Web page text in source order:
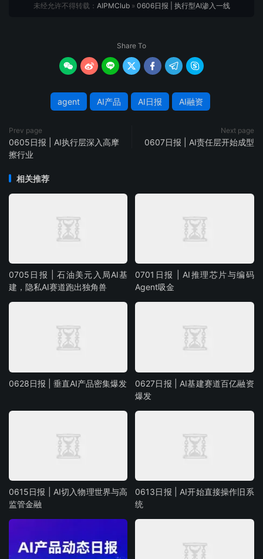
未经允许不得转载： AIPMClub» 0606日报 | 执行型AI渗入一线
Share To
      
agent AI产品 AI日报 AI融资
Prev page
0605日报 | AI执行层深入高摩
擦行业
Next page
0607日报 | AI责任层开始成型
相关推荐
0705日报 | 石油美元入局AI基
建，隐私AI赛道跑出独角兽
0701日报 | AI推理芯片与编码
Agent吸金
0628日报 | 垂直AI产品密集爆发
0627日报 | AI基建赛道百亿融资
爆发
0615日报 | AI切入物理世界与高
监管金融
0613日报 | AI开始直接操作旧系
统